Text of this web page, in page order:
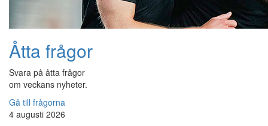
Åtta frågor
Svara på åtta frågor
om veckans nyheter.
Gå till frågorna
4 augusti 2026